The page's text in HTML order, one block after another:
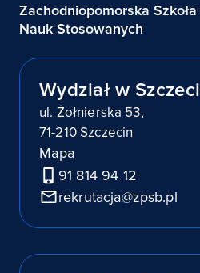
Zachodniopomorska
Nauk Stosowanych
Wydział w
ul. Żołnierska 53,
71-210 Szczecin
Mapa
91 814 94 12
rekrutacja@zpsb.pl